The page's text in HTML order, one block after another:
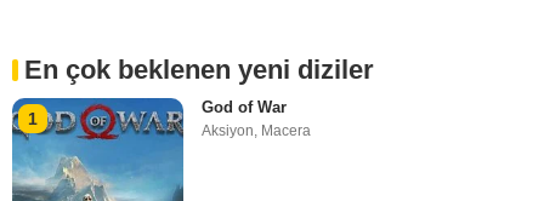
En çok beklenen yeni diziler
1
God of War
Aksiyon, Macera